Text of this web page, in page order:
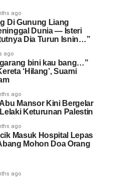
ago
Di Gunung Liang
Dunia — Isteri
Dia Turun Isnin…”
ago
bini kau bang…”
‘Hilang’, Suami
ago
Mansor Kini Bergelar
Keturunan Palestin
ago
Masuk Hospital Lepas
Mohon Doa Orang
ago